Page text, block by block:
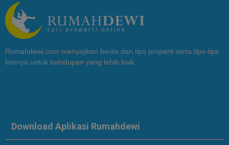
Rumahdewi.com menyajikan berita dan tips properti serta tips-tips
lainnya untuk kehidupan yang lebih baik
Download Aplikasi Rumahdewi